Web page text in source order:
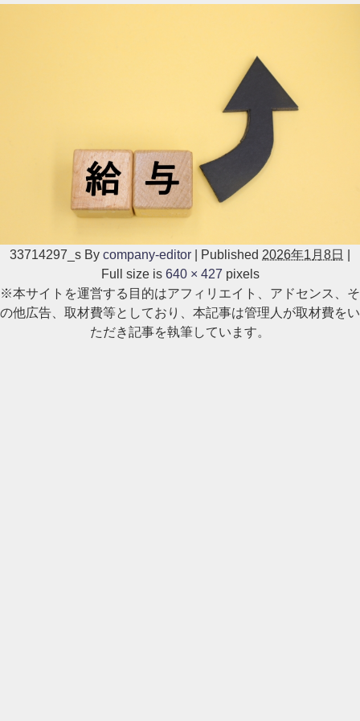
33714297_s By company-editor Published 2026年1月8日
Full size is 640 × 427 pixels
※本サイトを運営する目的はアフィリエイト、アドセンス、そ
の他広告、取材費等としており、本記事は管理人が取材費をい
ただき記事を執筆しています。